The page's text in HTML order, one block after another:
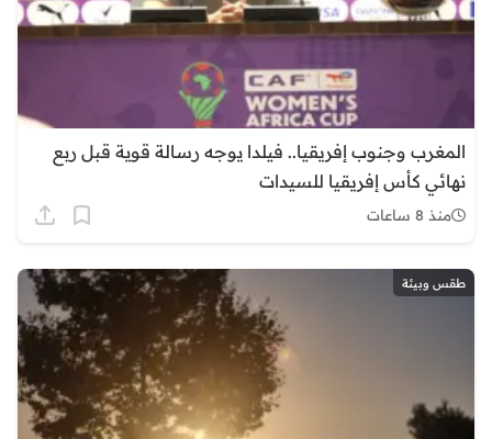
المغرب وجنوب إفريقيا.. فيلدا يوجه رسالة قوية قبل ربع
نهائي كأس إفريقيا للسيدات
منذ 8 ساعات
طقس وبيئة